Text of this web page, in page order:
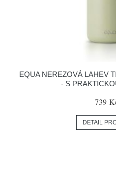
EQUA NEREZOVÁ LAHEV
- S
739
DETAIL